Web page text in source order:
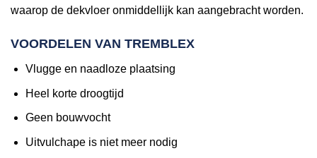
waarop de dekvloer onmiddellijk kan aangebracht worden.
VOORDELEN VAN TREMBLEX
Vlugge en naadloze plaatsing
Heel korte droogtijd
Geen bouwvocht
Uitvulchape is niet meer nodig